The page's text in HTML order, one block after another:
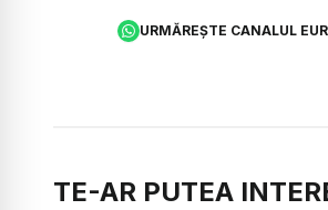
URMĂREȘTE CANALUL
TE-AR PUTEA